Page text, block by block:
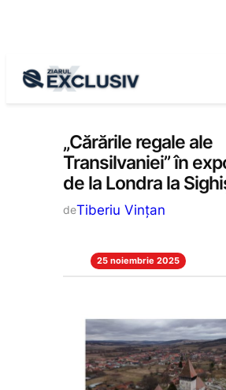
Cultură, Stiri la zi
„Cărările regale ale
Transilvaniei” în
de la Londra la
deTiberiu Vințan
25 noiembrie 2025